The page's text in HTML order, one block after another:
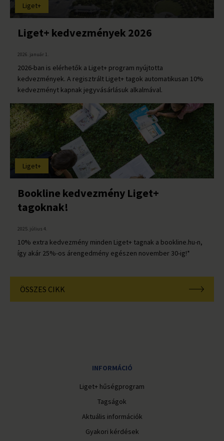
Liget+
Liget+ kedvezmények 2026
2026. január 1.
2026-ban is elérhetők a Liget+ program nyújtotta
kedvezmények. A regisztrált Liget+ tagok automatikusan 10%
kedvezményt kapnak jegyvásárlásuk alkalmával.
Liget+
Bookline kedvezmény Liget+
tagoknak!
2025. július 4.
10% extra kedvezmény minden Liget+ tagnak a bookline.hu-n,
így akár 25%-os árengedmény egészen november 30-ig!*
ÖSSZES CIKK
INFORMÁCIÓ
Liget+ hűségprogram
Tagságok
Aktuális információk
Gyakori kérdések